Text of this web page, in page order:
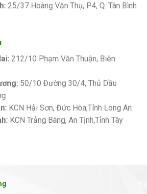
25/37 Hoàng Văn Thụ, P.4, Q. Tân Bình
212/10 Phạm Văn Thuận, Biên
50/10 Đường 30/4, Thủ Dầu
KCN Hải Sơn, Đức Hòa,Tỉnh Long An
KCN Trảng Bàng, An Tịnh,Tỉnh Tây